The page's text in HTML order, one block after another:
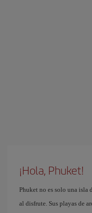
¡Hola, Phuket!
Phuket no es solo una isla
al disfrute. Sus playas de